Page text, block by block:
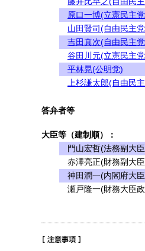
原口一博(立憲民主
山田賢司(自由民主
吉田真次(自由民主
谷田川元(立憲民主
平林晃(公明党)
上杉謙太郎(自由民
答弁者等
大臣等（建制順）：
門山宏哲(法務副大
赤澤亮正(財務副大
神田潤一(内閣府大
瀬戸隆一(財務大臣